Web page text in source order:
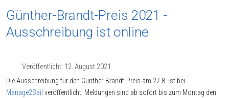
Günther-Brandt-Preis 2021 -
Ausschreibung ist online
Veröffentlicht: 12. August 2021
Die Ausschreibung für den Günther-Brandt-Preis am 27.8. ist bei
Manage2Sail veröffentlicht; Meldungen sind ab sofort bis zum Montag den